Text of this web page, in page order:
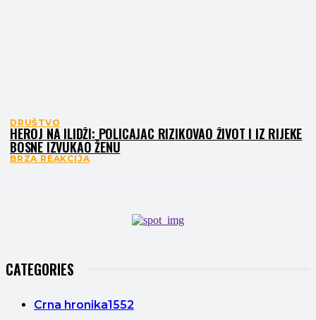
DRUŠTVO
HEROJ NA ILIDŽI: POLICAJAC RIZIKOVAO ŽIVOT I IZ RIJEKE
BOSNE IZVUKAO ŽENU
BRZA REAKCIJA
CATEGORIES
Crna hronika1552